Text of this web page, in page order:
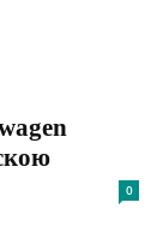
0